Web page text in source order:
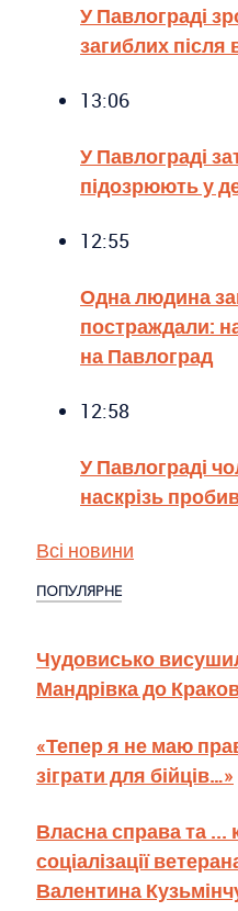
У Павлограді
загиблих після
13:06
У Павлограді
підозрюють у
12:55
Одна людина
постраждали:
на Павлоград
12:58
У Павлограді
наскрізь
Всі новини
ПОПУЛЯРНЕ
Чудовисько
Мандрівка до
«Тепер я не маю
зіграти для бійців…»
Власна справа та ...
соціалізації
Валентина